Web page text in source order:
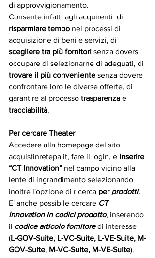
di approvvigionamento.
Consente infatti agli acquirenti  di
risparmiare tempo nei processi di
acquisizione di beni e servizi, di
scegliere tra più fornitori senza doversi
occupare di selezionarne di adeguati, di
trovare il più conveniente senza dovere
confrontare loro le diverse offerte, di
garantire al processo trasparenza e
tracciabilità.
Per cercare Theater
Accedere alla homepage del sito
acquistinretepa.it, fare il login, e inserire
“CT Innovation” nel campo vicino alla
lente di ingrandimento selezionando
inoltre l'opzione di ricerca per prodotti.
E' anche possibile cercare CT
Innovation in codici prodotto, inserendo
il codice articolo fornitore di interesse
(L-GOV-Suite, L-VC-Suite, L-VE-Suite, M-
GOV-Suite, M-VC-Suite, M-VE-Suite).